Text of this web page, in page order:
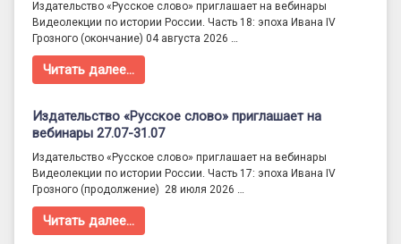
Издательство «Русское слово» приглашает на вебинары
Видеолекции по истории России. Часть 18: эпоха Ивана IV
Грозного (окончание) 04 августа 2026 …
Читать далее…
Издательство «Русское слово» приглашает на
вебинары 27.07-31.07
Издательство «Русское слово» приглашает на вебинары
Видеолекции по истории России. Часть 17: эпоха Ивана IV
Грозного (продолжение) 28 июля 2026 …
Читать далее…